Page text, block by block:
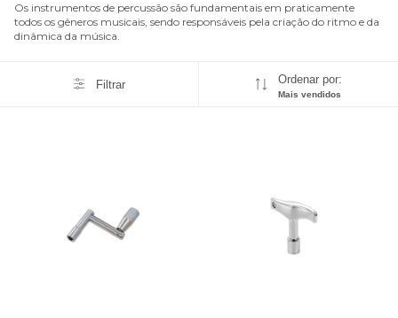
Os instrumentos de percussão são fundamentais em praticamente
todos os gêneros musicais, sendo responsáveis pela criação do ritmo e da
dinâmica da música.
Filtrar Ordenar por:
Mais vendidos